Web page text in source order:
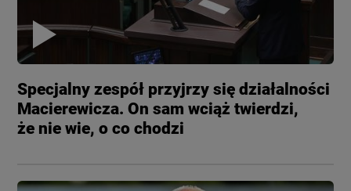
Specjalny zespół przyjrzy się działalności
Macierewicza. On sam wciąż twierdzi,
że nie wie, o co chodzi